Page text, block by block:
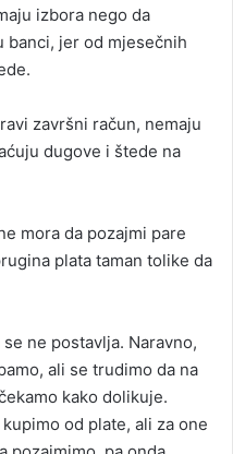
izbora nego da
banci, jer od mjesečnih
završni račun, nemaju
dugove i štede na
mora da pozajmi pare
plata taman tolike da
ne postavlja. Naravno,
ali se trudimo da na
kako dolikuje.
od plate, ali za one